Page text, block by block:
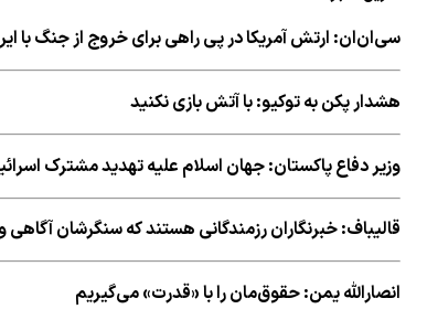
سی‌ان‌ان: ارتش آمریکا در پی راهی برای خروج از جنگ با
هشدار پکن به توکیو: با آتش بازی نکنید
وزیر دفاع پاکستان: جهان اسلام علیه تهدید مشترک
قالیباف: خبرنگاران رزمندگانی هستند که سنگرشان
انصارالله یمن: حقوق‌مان را با «قدرت» می‌گیریم